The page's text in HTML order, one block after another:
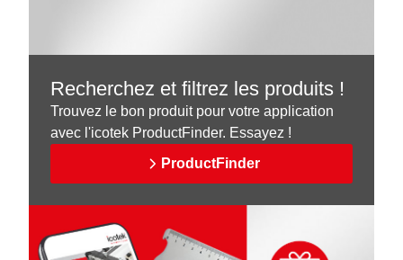
Recherchez et filtrez les produits !
Trouvez le bon produit pour votre application
avec l'icotek ProductFinder. Essayez !
ProductFinder